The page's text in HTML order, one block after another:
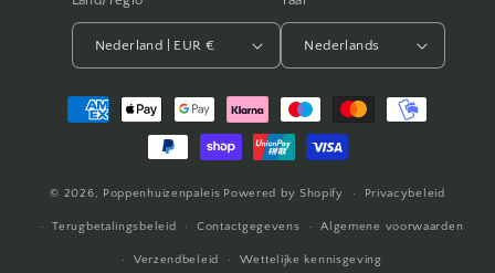
Nederland | EUR € Nederlands
Betaalmethoden
© 2026, Poppenhuizenpaleis Powered by Shopify Privacybeleid
Terugbetalingsbeleid Contactgegevens Algemene voorwaarden
Verzendbeleid Wettelijke kennisgeving